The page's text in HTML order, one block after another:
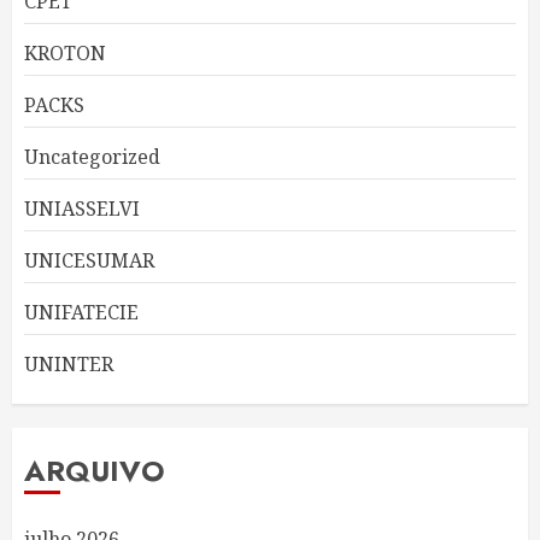
KROTON
PACKS
Uncategorized
UNIASSELVI
UNICESUMAR
UNIFATECIE
UNINTER
ARQUIVO